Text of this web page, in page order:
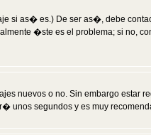
si as� es.) De ser as�, debe
�ste es el problema; si no,
nuevos o no. Sin embargo estar
unos segundos y es muy